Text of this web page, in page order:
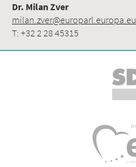
Dr. Milan Zver
milan.zver@europarl.europa.eu
T: +32 2 28 45315